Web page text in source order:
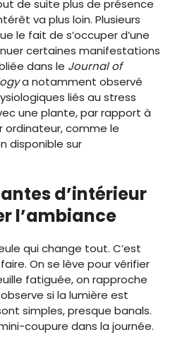
de suite plus de présence
va plus loin. Plusieurs
le fait de s’occuper d’une
certaines manifestations
dans le Journal of
a notamment observé
liés au stress
une plante, par rapport à
comme le
disponible sur
d’intérieur
l’ambiance
qui change tout. C’est
On se lève pour vérifier
fatiguée, on rapproche
si la lumière est
simples, presque banals.
coupure dans la journée.